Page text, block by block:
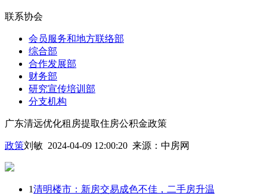
联系协会
会员服务和地方联络部
综合部
合作发展部
财务部
研究宣传培训部
分支机构
广东清远优化租房提取住房公积金政策
政策刘敏 2024-04-09 12:00:20 来源： 中房网
1清明楼市：新房交易成色不佳，二手房升温